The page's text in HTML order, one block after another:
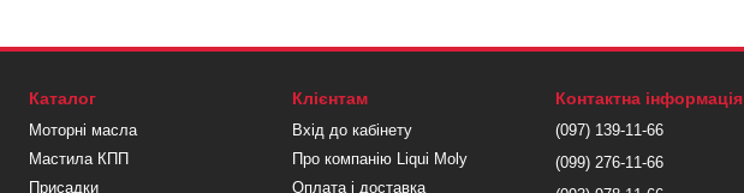
Каталог
Моторні масла
Мастила КПП
Присадки
Клієнтам
Вхід до кабінету
Про компанію Liqui Moly
Оплата і доставка
Контактна інформація
(097) 139-11-66
(099) 276-11-66